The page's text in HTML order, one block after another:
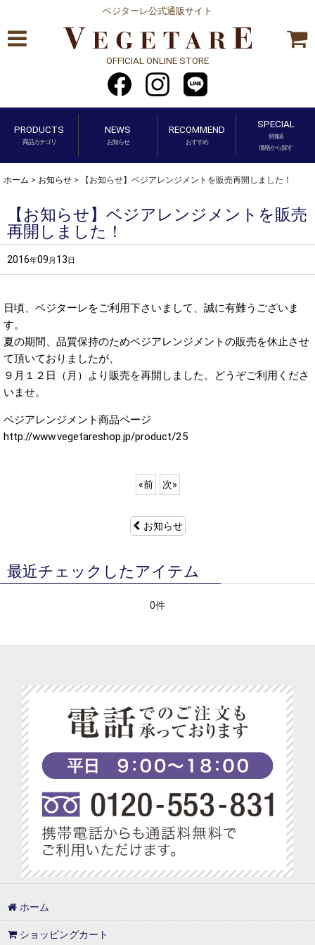
ベジターレ公式通販サイト
OFFICIAL ONLINE STORE
PRODUCTS
商品カテゴリ
NEWS
お知らせ
RECOMMEND
おすすめ
SPECIAL
特集&
価格から探す
ホーム > お知らせ > 【お知らせ】ベジアレンジメントを販売再開しました！
【お知らせ】ベジアレンジメントを販売
再開しました！
2016年09 月 13 日
日頃、ベジターレをご利用下さいまして、誠に有難うございま
す。
夏の期間、品質保持のためベジアレンジメントの販売を休止させ
て頂いておりましたが、
９月１２日（月）より販売を再開しました。どうぞご利用くださ
いませ。
ベジアレンジメント商品ページ
http://www.vegetareshop.jp/product/25
«前 次»
お知らせ
最近チェックしたアイテム
0件
ホーム
ショッピングカート